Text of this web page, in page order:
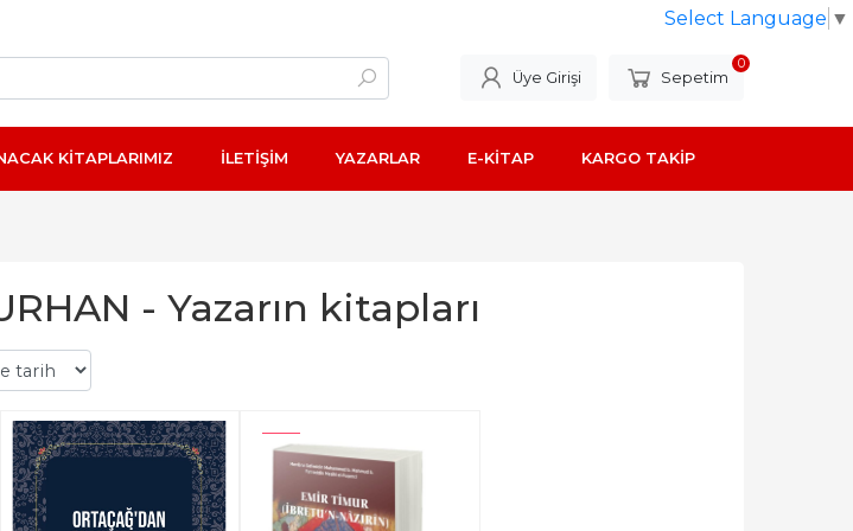
Üye Girişi Sepetim
0
KİTAPLARIMIZ İLETİŞİM YAZARLAR E-KİTAP KARGO TAKİP
- Yazarın kitapları
-%10 10
Select Language ▼